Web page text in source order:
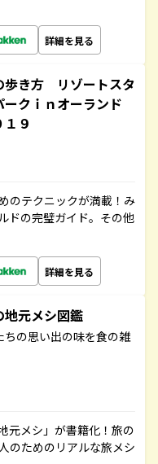
詳細を見る
き方 リゾートスタ
クｉｎオーランド
９
のテクニックが満載！み
ドの完璧ガイド。その他
詳細を見る
元メシ図鑑
ちの思い出の味を食の雑
元メシ」が書籍化！旅の
のためのリアルな旅メシ